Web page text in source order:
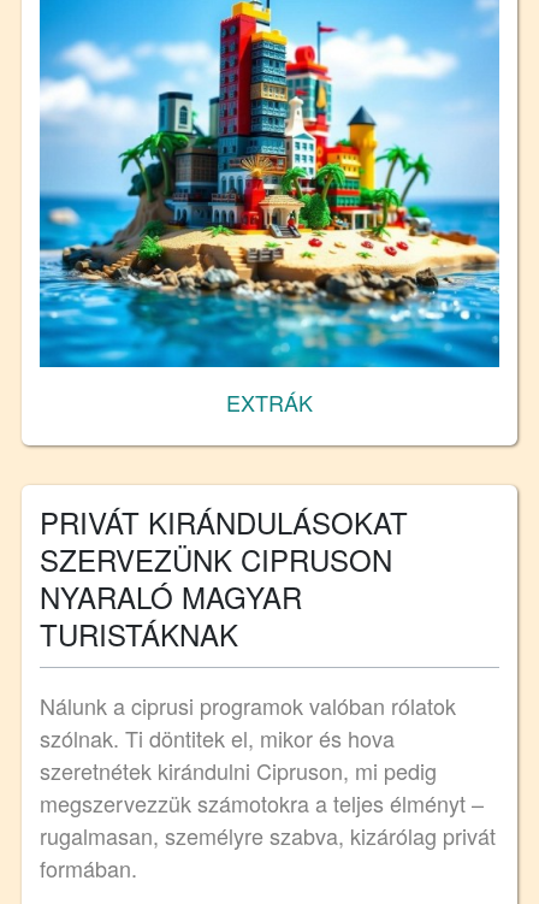
EXTRÁK
PRIVÁT KIRÁNDULÁSOKAT
SZERVEZÜNK CIPRUSON
NYARALÓ MAGYAR
TURISTÁKNAK
Nálunk a ciprusi programok valóban rólatok
szólnak. Ti döntitek el, mikor és hova
szeretnétek kirándulni Cipruson, mi pedig
megszervezzük számotokra a teljes élményt –
rugalmasan, személyre szabva, kizárólag privát
formában.